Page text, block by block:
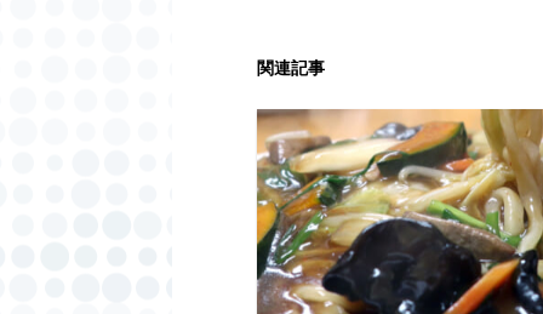
関連記事